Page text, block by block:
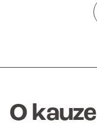
O kauze